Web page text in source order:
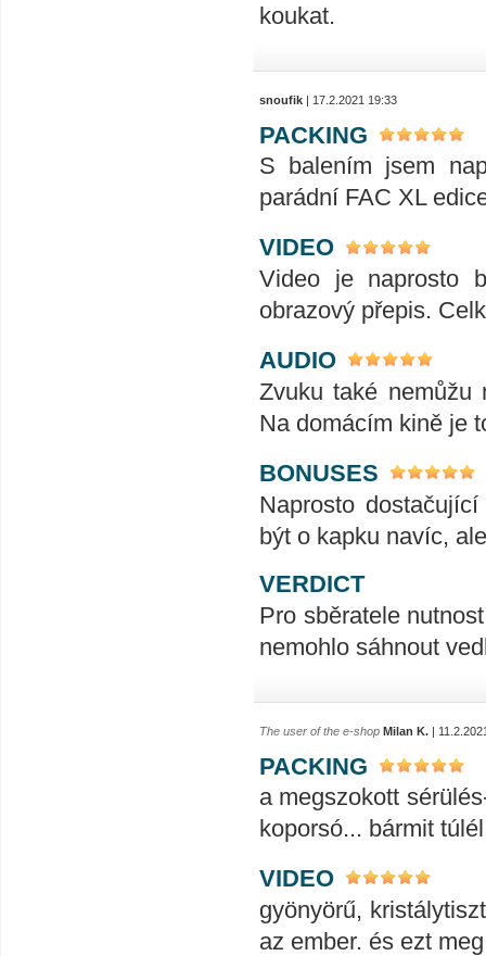
koukat.
snoufik | 17.2.2021 19:33
PACKING
S balením jsem
parádní FAC XL
VIDEO
Video je naprosto
obrazový přepis.
AUDIO
Zvuku také nemůžu
Na domácím kině je
BONUSES
Naprosto
být o kapku navíc,
VERDICT
Pro sběratele
nemohlo sáhnout
The user of the e-shop Milan K. |
PACKING
a megszokott
koporsó... bármit
VIDEO
gyönyörű,
az ember. és ezt